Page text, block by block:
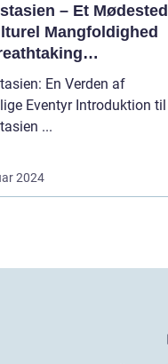
– Et Mødested
Mangfoldighed
En Verden af
Introduktion til
Sydøstasien ...
2024